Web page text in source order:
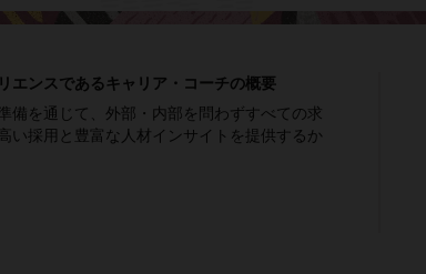
エンスであるキャリア・コーチの概要
備を通じて、外部・内部を問わずすべての求
い採用と豊富な人材インサイトを提供するか